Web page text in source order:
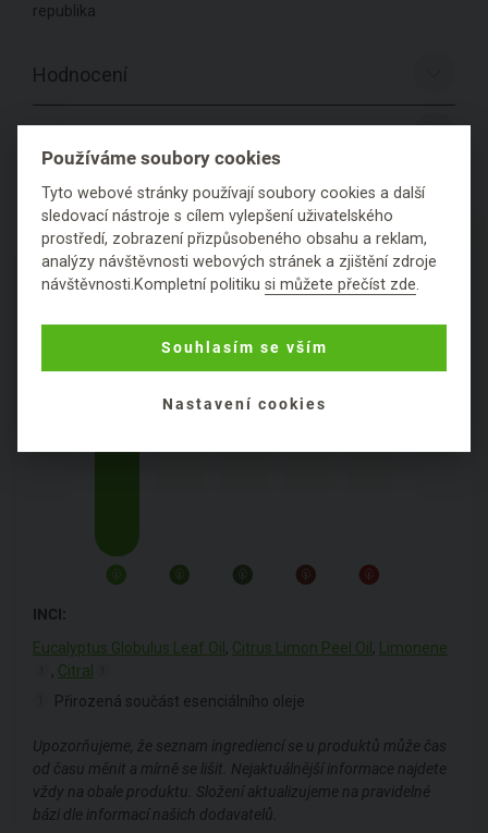
republika
Hodnocení
PODROBNÉ SLOŽENÍ
PRODUKTU
INCI:
Eucalyptus Globulus Leaf Oil , Citrus Limon Peel Oil , Limonene
, Citral
Přirozená součást esenciálního oleje
Upozorňujeme, že seznam ingrediencí se u produktů může čas
od času měnit a mírně se lišit. Nejaktuálnější informace najdete
vždy na obale produktu. Složení aktualizujeme na pravidelné
bázi dle informací našich dodavatelů.
Používáme soubory cookies
Tyto webové stránky používají soubory cookies a další
sledovací nástroje s cílem vylepšení uživatelského
prostředí, zobrazení přizpůsobeného obsahu a reklam,
analýzy návštěvnosti webových stránek a zjištění zdroje
návštěvnosti.Kompletní politikusi můžete přečíst zde.
Souhlasím se vším
Nastavení cookies